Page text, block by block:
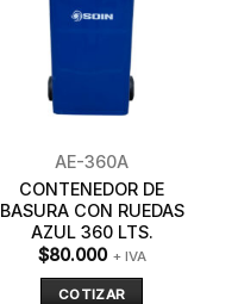
AE-360A
CONTENEDOR DE
BASURA CON RUEDAS
AZUL 360 LTS.
$80.000 + IVA
COTIZAR